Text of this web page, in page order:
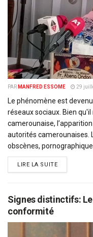
PAR MANFRED ESSOME 29
Le phénomène est
réseaux sociaux. Bien
camerounaise,
autorités camerounaises.
obscènes,
LIRE LA SUITEDETAILS
Signes distinctifs:
conformité